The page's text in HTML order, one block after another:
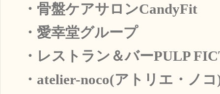
・骨盤ケアサロンCandyFit
・愛幸堂グループ
・レストラン＆バーPULP
・atelier-noco(アトリエ・ノ